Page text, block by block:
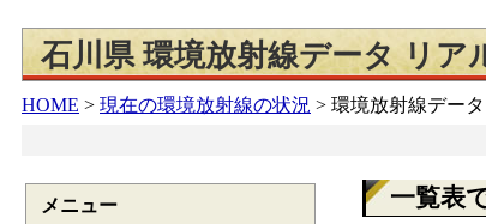
石川県 環境放射線データ リア
HOME > 現在の環境放射線の状況 > 環境放射線デー
メニュー
一覧表